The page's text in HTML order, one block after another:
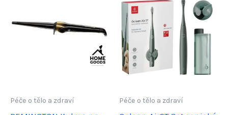
Péče o tělo a zdraví Péče o tělo a zdraví